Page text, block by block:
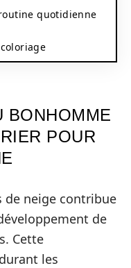
quotidienne
BONHOMME
POUR
de neige contribue
de
Cette
les